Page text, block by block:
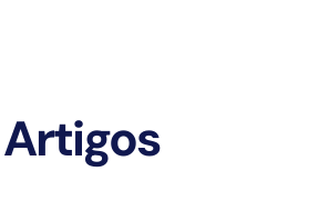
Artigos